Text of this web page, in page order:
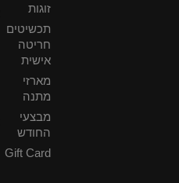
זוגות
תכשיטים
חריטה
אישית
מארזי
מתנה
מבצעי
החודש
Gift Card